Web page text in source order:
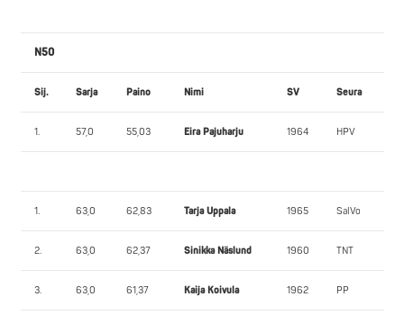
N50
Sij. Sarja Paino Nimi SV Seura
1. 57,0 55,03 Eira Pajuharju 1964 HPV
1. 63,0 62,83 Tarja Uppala 1965 SalVo
2. 63,0 62,37 Sinikka Näslund 1960 TNT
3. 63,0 61,37 Kaija Koivula 1962 PP